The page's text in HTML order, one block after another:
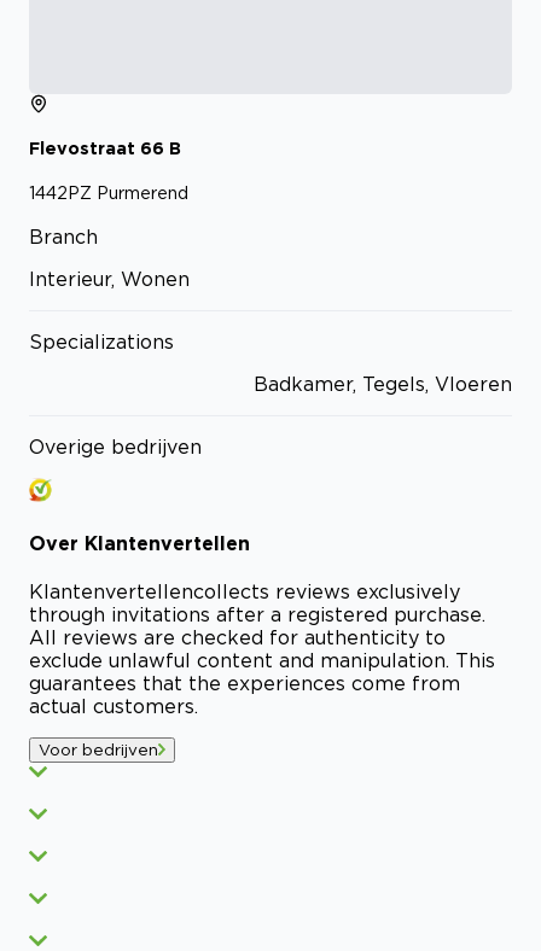
Flevostraat 66 B
1442PZ Purmerend
Branch
Interieur, Wonen
Specializations
Badkamer, Tegels, Vloeren
Overige bedrijven
Over Klantenvertellen
Klantenvertellencollects reviews exclusively
through invitations after a registered purchase.
All reviews are checked for authenticity to
exclude unlawful content and manipulation. This
guarantees that the experiences come from
actual customers.
Voor bedrijven